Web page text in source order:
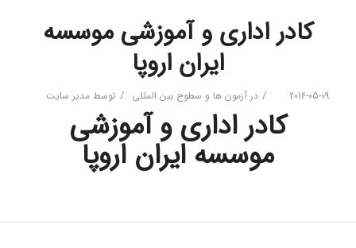
کادر اداری و آموزشی موسسه
ایران اروپا
2016-05-09
/ درآزمون ها و سطوح بین المللی / توسطمدیر سایت
کادر اداری و آموزشی
موسسه ایران اروپا